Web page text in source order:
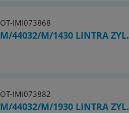
OT-IMI073868
M/44032/M/1430 LINTRA ZYL.
OT-IMI073882
M/44032/M/1930 LINTRA ZYL.